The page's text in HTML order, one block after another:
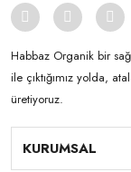
Habbaz Organik bir
ile çıktığımız yolda,
üretiyoruz.
KURUMSAL